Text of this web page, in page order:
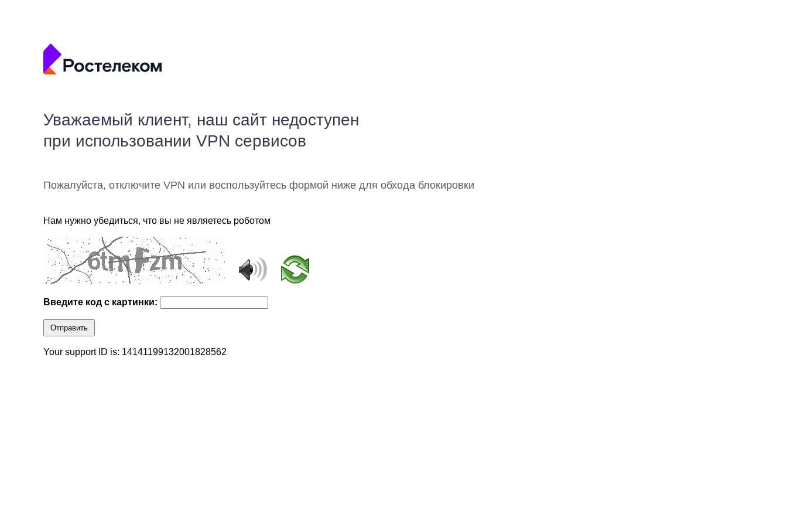
Уважаемый клиент, наш сайт недоступен
при использовании VPN сервисов
Пожалуйста, отключите VPN или воспользуйтесь формой ниже для обхода блокировки
Нам нужно убедиться, что вы не являетесь роботом
Введите код с картинки:
Отправить
Your support ID is: 14141199132001828562